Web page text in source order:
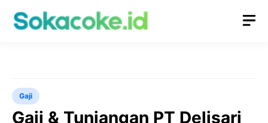
Gaji
Gaji & Tunjangan PT Delisari